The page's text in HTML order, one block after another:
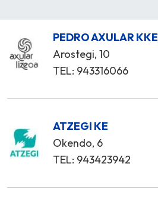
PEDRO AXULAR KKE
Arostegi, 10
TEL: 943316066
ATZEGI KE
Okendo, 6
TEL: 943423942